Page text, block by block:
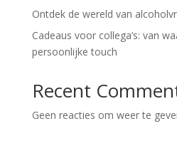
Ontdek de wereld van
Cadeaus voor collega’s: van
persoonlijke touch
Recent
Geen reacties om weer te